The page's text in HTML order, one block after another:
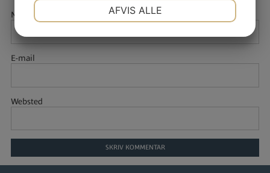
Navn
E-mail
Websted
MARKETING STATISTIK
AFVIS ALLE